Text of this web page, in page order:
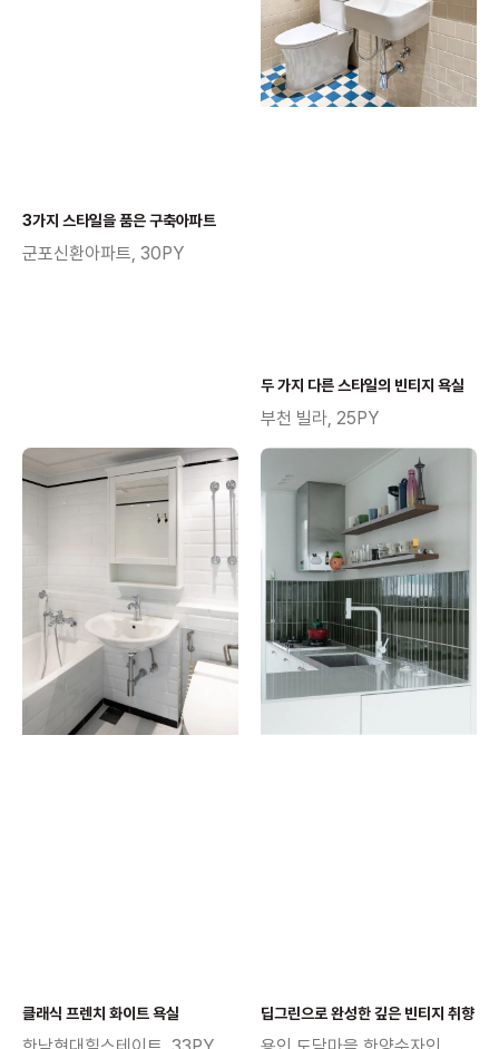
3가지 스타일을 품은 구축아파트
군포신환아파트, 30PY
두 가지 다른 스타일의 빈티지 욕실
부천 빌라, 25PY
클래식 프렌치 화이트 욕실 딥그린으로 완성한 깊은 빈티지 취향